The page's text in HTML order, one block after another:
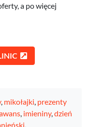
a po więcej
, mikołajki prezenty
imieniny, dzień